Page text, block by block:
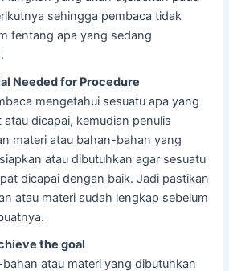
sehingga pembaca tidak
tentang apa yang sedang
Needed for Procedure
mengetahui sesuatu apa yang
atau dicapai, kemudian penulis
materi atau bahan-bahan yang
atau dibutuhkan agar sesuatu
dicapai dengan baik. Jadi pastikan
atau materi sudah lengkap sebelum
the goal
atau materi yang dibutuhkan